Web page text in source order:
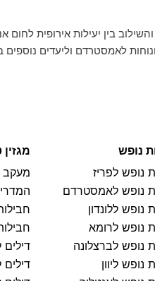
בין יעילות אירופית
לאמסטרדם וליעדים נוספים
נופש
נופש לפריז
נופש לאמסטרדם
נופש ללונדון
נופש לרומא
נופש לברצלונה
נופש ליוון
מעקב
דילים